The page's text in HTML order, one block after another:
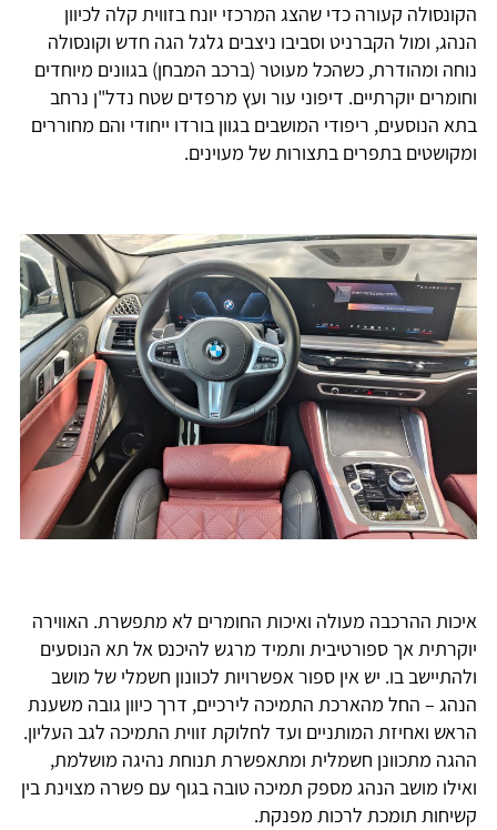
הקונסולה קעורה כדי שהצג המרכזי יונח בזווית קלה לכיוון
הנהג, ומול הקברניט וסביבו ניצבים גלגל הגה חדש וקונסולה
נוחה ומהודרת, כשהכל מעוטר (ברכב המבחן) בגוונים מיוחדים
וחומרים יוקרתיים. דיפוני עור ועץ מרפדים שטח נדל"ן נרחב
בתא הנוסעים, ריפודי המושבים בגוון בורדו ייחודי והם מחוררים
ומקושטים בתפרים בתצורות של מעוינים.
איכות ההרכבה מעולה ואיכות החומרים לא מתפשרת. האווירה
יוקרתית אך ספורטיבית ותמיד מרגש להיכנס אל תא הנוסעים
ולהתיישב בו. יש אין ספור אפשרויות לכוונון חשמלי של מושב
הנהג – החל מהארכת התמיכה לירכיים, דרך כיוון גובה משענת
הראש ואחיזת המותניים ועד לחלוקת זווית התמיכה לגב העליון.
ההגה מתכוונן חשמלית ומתאפשרת תנוחת נהיגה מושלמת,
ואילו מושב הנהג מספק תמיכה טובה בגוף עם פשרה מצוינת בין
קשיחות תומכת לרכות מפנקת.